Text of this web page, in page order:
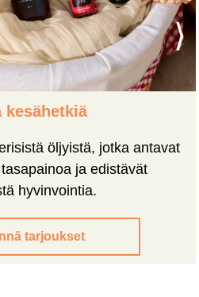
kesähetkiä
öljyistä, jotka antavat
ja edistävät
hyvinvointia.
tarjoukset